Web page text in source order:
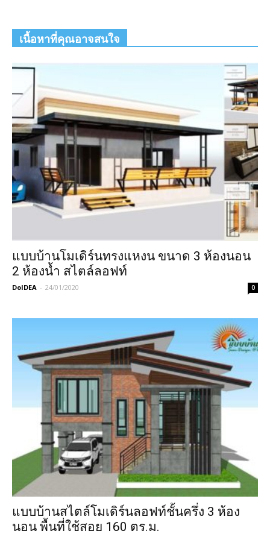
เนื้อหาที่คุณอาจสนใจ
แบบบ้านโมเดิร์นทรงแหงน ขนาด 3 ห้องนอน
2 ห้องน้ำ สไตล์ลอฟท์
DoIDEA - 24/01/2020 0
แบบบ้านสไตล์โมเดิร์นลอฟท์ชั้นครึ่ง 3 ห้อง
นอน พื้นที่ใช้สอย 160 ตร.ม.